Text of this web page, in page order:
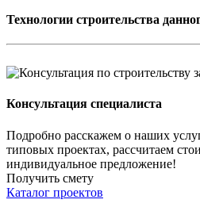
Технологии строительства
Консультация специалиста
Подробно расскажем о наших
типовых проектах, рассчитаем
индивидуальное предложение!
Получить смету
Каталог проектов